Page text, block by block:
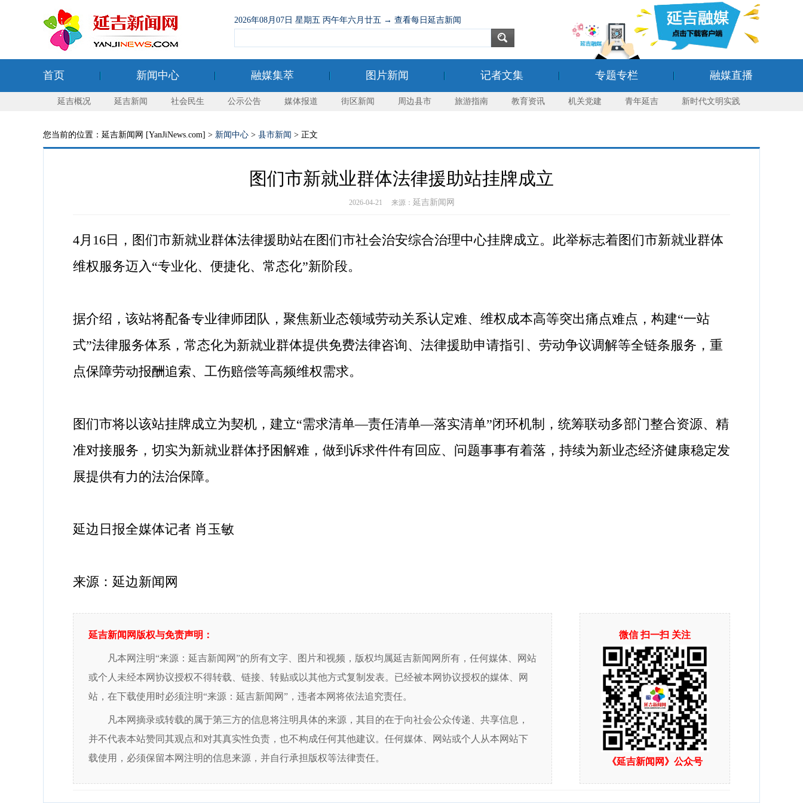
2026年08月07日 星期五 丙午年六月廿五 → 查看每日延吉新闻
首页 新闻中心 融媒集萃 图片新闻 记者文集 专题专栏 融媒直播
延吉概况 延吉新闻 社会民生 公示公告 媒体报道 街区新闻 周边县市 旅游指南 教育资讯 机关党建 青年延吉 新时代文明实践
您当前的位置：延吉新闻网 [YanJiNews.com] > 新闻中心 > 县市新闻 > 正文
图们市新就业群体法律援助站挂牌成立
2026-04-21 来源： 延吉新闻网
4月16日，图们市新就业群体法律援助站在图们市‌社会治安综合治理中心挂牌成立。此举标志着图们市新就业群体
维权服务迈入“专业化、便捷化、常态化”新阶段。
据介绍，该站将配备专业律师团队，聚焦新业态领域劳动关系认定难、维权成本高等突出痛点难点，构建“一站
式”法律服务体系，常态化为新就业群体提供免费法律咨询、法律援助申请指引、劳动争议调解等全链条服务，重
点保障劳动报酬追索、工伤赔偿等高频维权需求。
图们市将以该站挂牌成立为契机，建立“需求清单—责任清单—落实清单”闭环机制，统筹联动多部门整合资源、精
准对接服务，切实为新就业群体抒困解难，做到诉求件件有回应、问题事事有着落，持续为新业态经济健康稳定发
展提供有力的法治保障。
延边日报全媒体记者 肖玉敏
来源：延边新闻网
微信 扫一扫 关注
《延吉新闻网》公众号
延吉新闻网版权与免责声明：
凡本网注明“来源：延吉新闻网”的所有文字、图片和视频，版权均属延吉新闻网所有，任何媒体、网站
或个人未经本网协议授权不得转载、链接、转贴或以其他方式复制发表。已经被本网协议授权的媒体、网
站，在下载使用时必须注明“来源：延吉新闻网”，违者本网将依法追究责任。
凡本网摘录或转载的属于第三方的信息将注明具体的来源，其目的在于向社会公众传递、共享信息，
并不代表本站赞同其观点和对其真实性负责，也不构成任何其他建议。任何媒体、网站或个人从本网站下
载使用，必须保留本网注明的信息来源，并自行承担版权等法律责任。